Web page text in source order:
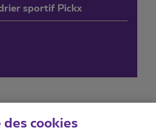
sportif Pickx
cookies